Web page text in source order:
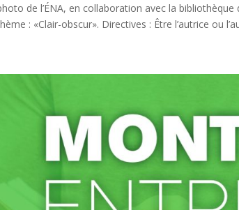
de l’ÉNA, en collaboration avec la
: «Clair-obscur». Directives : Être l’autrice ou